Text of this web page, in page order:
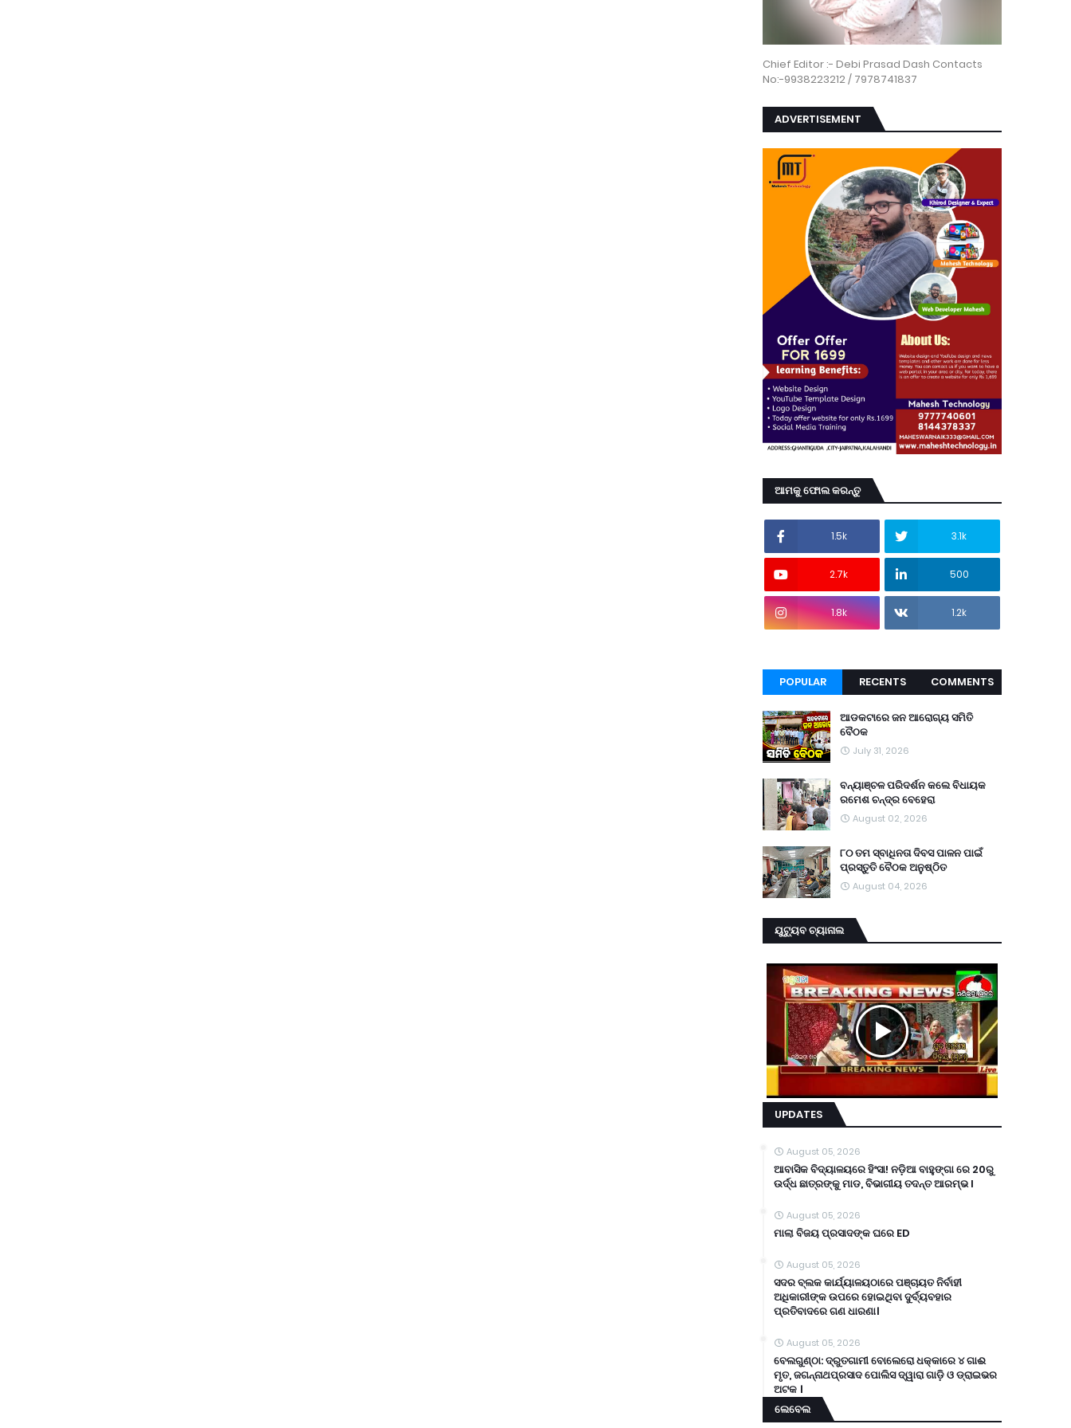
Chief Editor :- Debi Prasad Dash Contacts
No:-9938223212 / 7978741837
ADVERTISEMENT
ଆମକୁ ଫୋଲ କରନ୍ତୁ
1.5k 3.1k
2.7k 500
1.8k 1.2k
POPULAR RECENTS COMMENTS
ଆଡକଟାରେ ଜନ ଆରୋଗ୍ୟ ସମିତି
ବୈଠକ
July 31, 2026
ବନ୍ୟାଞ୍ଚଳ ପରିଦର୍ଶନ କଲେ ବିଧାୟକ
ରମେଶ ଚନ୍ଦ୍ର ବେହେରା
August 02, 2026
୮୦ ତମ ସ୍ବାଧିନତା ଦିବସ ପାଳନ ପାଇଁ
ପ୍ରସ୍ତୁତି ବୈଠକ ଅନୁଷ୍ଠିତ
August 04, 2026
ୟୁଟ୍ୟୁବ ଚ୍ୟାନାଲ
UPDATES
August 05, 2026
ଆବାସିକ ବିଦ୍ୟାଳୟରେ ହିଂସା! ନଡ଼ିଆ ବାହୁଙ୍ଗା ରେ 20ରୁ
ଉର୍ଦ୍ଧ ଛାତ୍ରଙ୍କୁ ମାଡ, ବିଭାଗୀୟ ତଦନ୍ତ ଆରମ୍ଭ l
August 05, 2026
ମାଲା ବିଜୟ ପ୍ରସାଦଙ୍କ ଘରେ ED
August 05, 2026
ସଦର ବ୍ଲକ କାର୍ଯ୍ୟାଳୟଠାରେ ପଞ୍ଚାୟତ ନିର୍ବାହୀ
ଅଧିକାରୀଙ୍କ ଉପରେ ହୋଇଥିବା ଦୁର୍ବ୍ୟବହାର
ପ୍ରତିବାଦରେ ଗଣ ଧାରଣା।
August 05, 2026
ବେଲଗୁଣ୍ଠା: ଦ୍ରୁତଗାମୀ ବୋଲେରୋ ଧକ୍କାରେ ୪ ଗାଈ
ମୃତ, ଜଗନ୍ନାଥପ୍ରସାଦ ପୋଲିସ ଦ୍ୱାରା ଗାଡ଼ି ଓ ଡ୍ରାଇଭର
ଅଟକ ।
ଲେବେଲ